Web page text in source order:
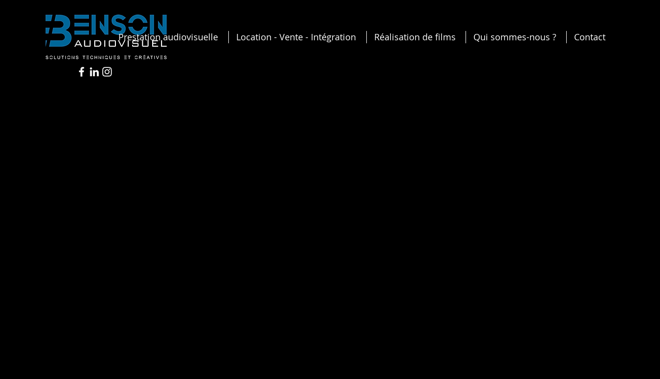
Prestation audiovisuelle Location - Vente - Intégration Réalisation de films Qui sommes-nous ? Contact